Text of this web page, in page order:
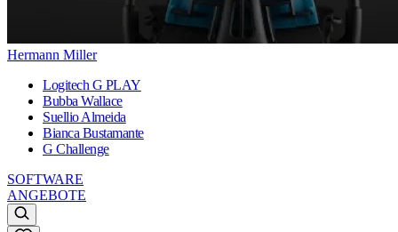
Hermann Miller
Logitech G PLAY
Bubba Wallace
Suellio Almeida
Bianca Bustamante
G Challenge
SOFTWARE
ANGEBOTE